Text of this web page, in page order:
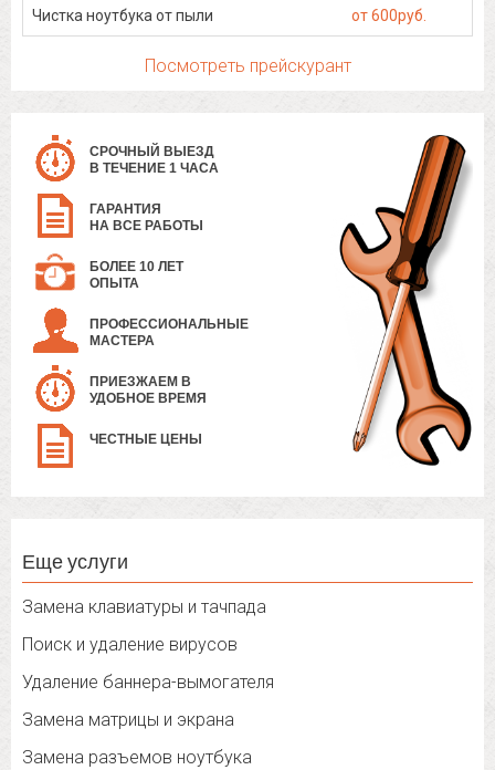
Чистка ноутбука от пыли от 600руб.
Посмотреть прейскурант
СРОЧНЫЙ ВЫЕЗД
В ТЕЧЕНИЕ 1 ЧАСА
ГАРАНТИЯ
НА ВСЕ РАБОТЫ
БОЛЕЕ 10 ЛЕТ
ОПЫТА
ПРОФЕССИОНАЛЬНЫЕ
МАСТЕРА
ПРИЕЗЖАЕМ В
УДОБНОЕ ВРЕМЯ
ЧЕСТНЫЕ ЦЕНЫ
Еще услуги
Замена клавиатуры и тачпада
Поиск и удаление вирусов
Удаление баннера-вымогателя
Замена матрицы и экрана
Замена разъемов ноутбука